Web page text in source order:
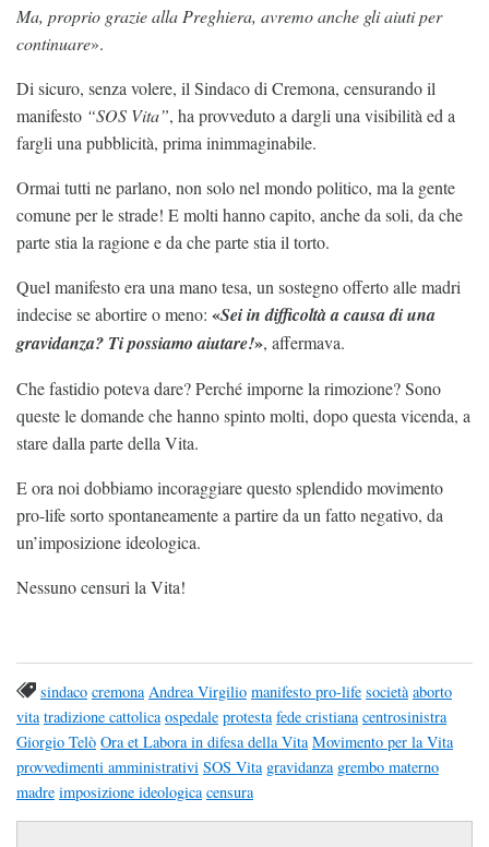
Ma, proprio grazie alla Preghiera, avremo anche gli aiuti per
continuare».
Di sicuro, senza volere, il Sindaco di Cremona, censurando il
manifesto “SOS Vita”, ha provveduto a dargli una visibilità ed a
fargli una pubblicità, prima inimmaginabile.
Ormai tutti ne parlano, non solo nel mondo politico, ma la gente
comune per le strade! E molti hanno capito, anche da soli, da che
parte stia la ragione e da che parte stia il torto.
Quel manifesto era una mano tesa, un sostegno offerto alle madri
indecise se abortire o meno: «Sei in difficoltà a causa di una
gravidanza? Ti possiamo aiutare!», affermava.
Che fastidio poteva dare? Perché imporne la rimozione? Sono
queste le domande che hanno spinto molti, dopo questa vicenda, a
stare dalla parte della Vita.
E ora noi dobbiamo incoraggiare questo splendido movimento
pro-life sorto spontaneamente a partire da un fatto negativo, da
un’imposizione ideologica.
Nessuno censuri la Vita!
sindaco cremona Andrea Virgilio manifesto pro-life società aborto
vita tradizione cattolica ospedale protesta fede cristiana centrosinistra
Giorgio Telò Ora et Labora in difesa della Vita Movimento per la Vita
provvedimenti amministrativi SOS Vita gravidanza grembo materno
madre imposizione ideologica censura